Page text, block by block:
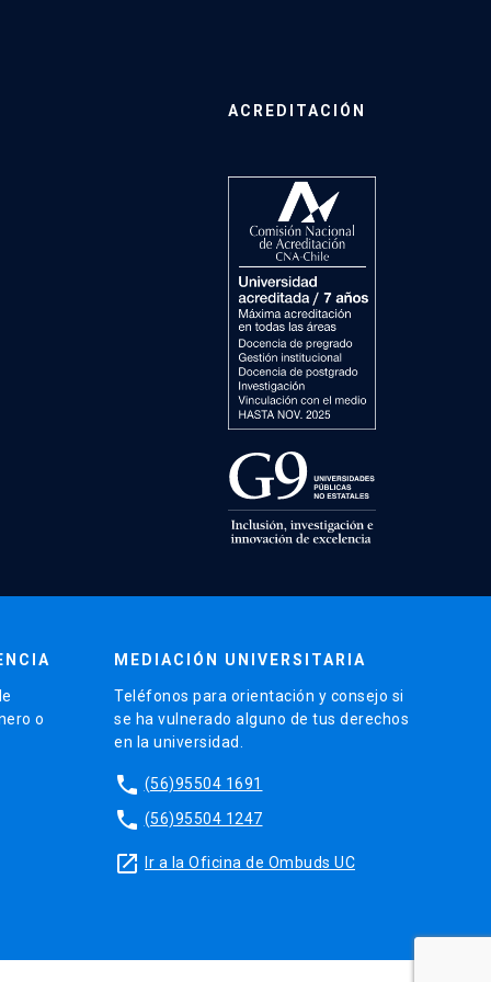
ACREDITACIÓN
o
MEDIACIÓN UNIVERSITARIA
Teléfonos para orientación y consejo si
se ha vulnerado alguno de tus derechos
en la universidad.
phone (56)95504 1691
phone (56)95504 1247
launch Ir a la Oficina de Ombuds UC